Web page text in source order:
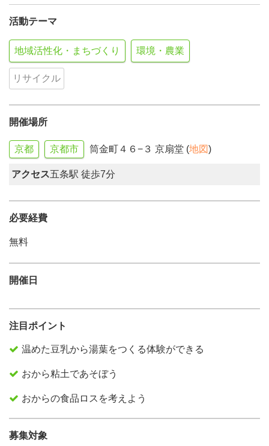
活動テーマ
地域活性化・まちづくり 環境・農業
リサイクル
開催場所
京都 京都市 筒金町４６−３ 京扇堂 (地図)
アクセス五条駅 徒歩7分
必要経費
無料
開催日
注目ポイント
温めた豆乳から湯葉をつくる体験ができる
おから粘土であそぼう
おからの食品ロスを考えよう
募集対象